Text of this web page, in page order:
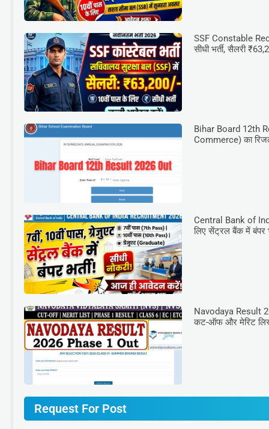
SSF Constable
सीधी भर्ती, सैलरी
Bihar Board 12th
Commerce) का
Central Bank of
लिए सेंट्रल बैंक में बंपर
Navodaya Result
कट-ऑफ और मेरिट
Request For Post